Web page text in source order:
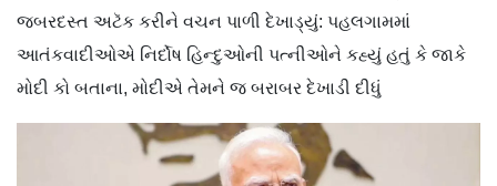
જબરદસ્ત અટૅક કરીને વચન પાળી દેખાડ્યું: પહલગામમાં
આતંકવાદીઓએ નિર્દોષ હિન્દુઓની પત્નીઓને કહ્યું હતું કે જાકે
મોદી કો બતાના, મોદીએ તેમને જ બરાબર દેખાડી દીધું